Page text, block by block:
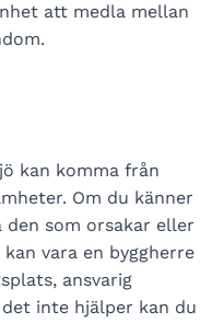
att medla mellan
kan komma från
Om du känner
som orsakar eller
vara en byggherre
ansvarig
inte hjälper kan du